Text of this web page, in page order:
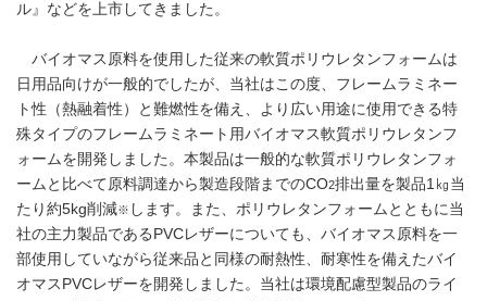
ル』などを上市してきました。
バイオマス原料を使用した従来の軟質ポリウレタンフォームは
日用品向けが一般的でしたが、当社はこの度、フレームラミネー
ト性（熱融着性）と難燃性を備え、より広い用途に使用できる特
殊タイプのフレームラミネート用バイオマス軟質ポリウレタンフ
ォームを開発しました。本製品は一般的な軟質ポリウレタンフォ
ームと比べて原料調達から製造段階までのCO2排出量を製品1㎏当
たり約5kg削減※ します。また、ポリウレタンフォームとともに当
社の主力製品であるPVCレザーについても、バイオマス原料を一
部使用していながら従来品と同様の耐熱性、耐寒性を備えたバイ
オマスPVCレザーを開発しました。当社は環境配慮型製品のライ